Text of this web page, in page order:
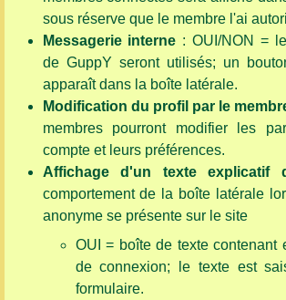
sous réserve que le membre l'ai
Messagerie interne : OUI/NON =
de GuppY seront utilisés; un
apparaît dans la boîte latérale.
Modification du profil par le
membres pourront modifier les
compte et leurs préférences.
Affichage d'un texte explicatif
comportement de la boîte latérale
anonyme se présente sur le site
OUI = boîte de texte contenant
de connexion; le texte est
formulaire.